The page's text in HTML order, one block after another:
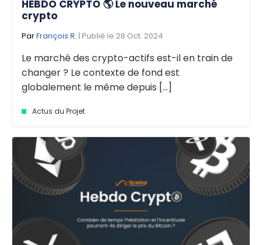
HEBDO CRYPTO 🌎 Le nouveau marché
crypto
ParFrançois R. | Publié le 28 Oct. 2024
Le marché des crypto-actifs est-il en train de
changer ? Le contexte de fond est
globalement le même depuis [...]
Actus du Projet